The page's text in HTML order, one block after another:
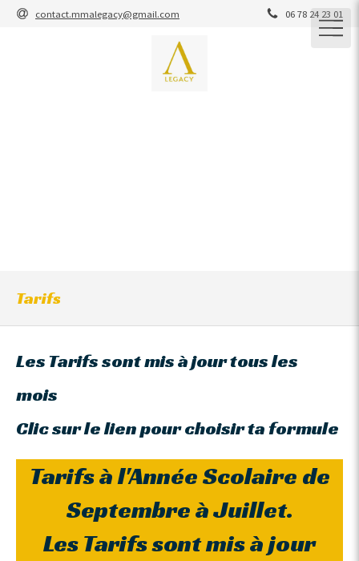
contact.mmalegacy@gmail.com 06 78 24 23 01
Tarifs
Les Tarifs sont mis à jour tous les
mois
Clic sur le lien pour choisir ta formule
Tarifs à l'Année Scolaire de
Septembre à Juillet.
Les Tarifs sont mis à jour